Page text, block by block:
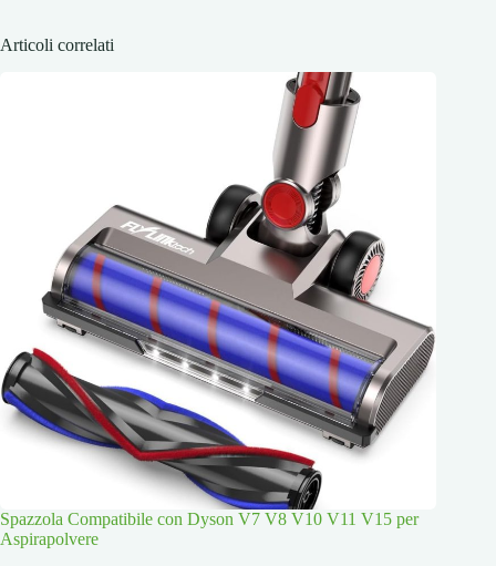
Articoli correlati
Spazzola Compatibile con Dyson V7 V8 V10 V11 V15 per
Aspirapolvere